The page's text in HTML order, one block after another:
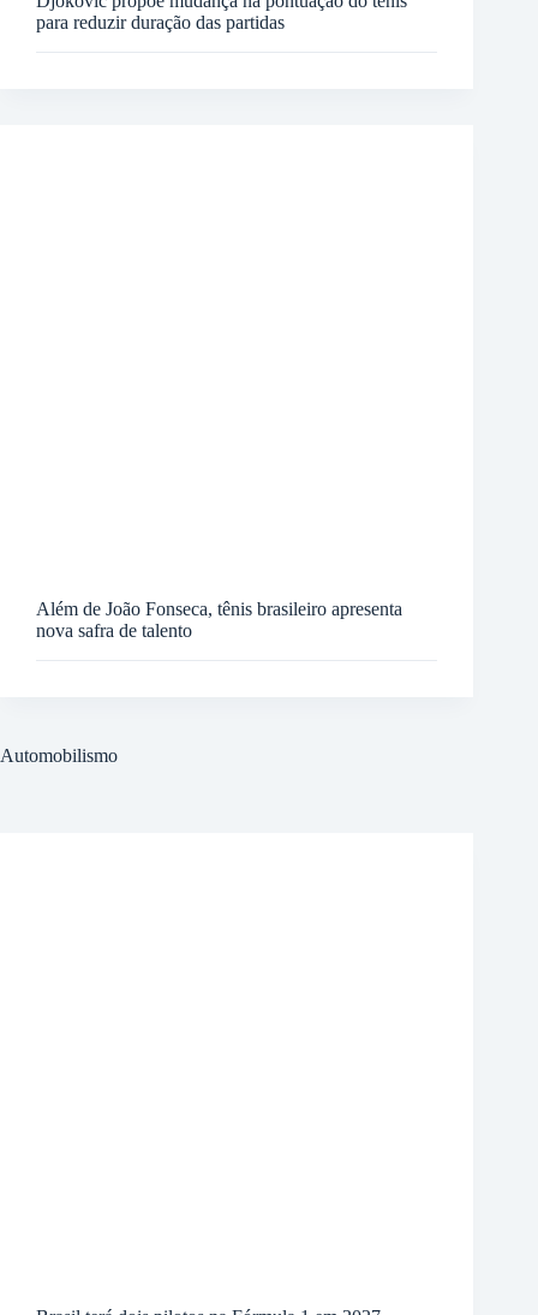
para reduzir duração das partidas
Além de João Fonseca, tênis brasileiro apresenta
nova safra de talento
Automobilismo